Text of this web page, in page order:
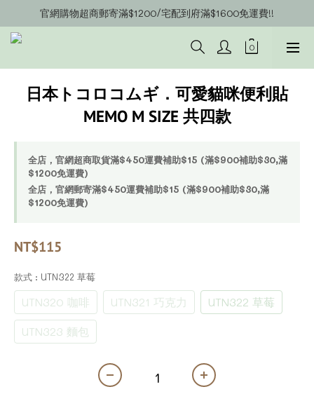
官網會員募集中~立即註冊即可獲得購物金$20!!!
官網購物超商郵寄滿$1200/宅配到府滿$1600免運費!!
官網會員募集中~立即註冊即可獲得購物金$20!!!
日本トコロコムギ．可愛貓咪便利貼
MEMO M SIZE 共四款
全店，官網超商取貨滿$450運費補助$15 (滿$900補助$30,滿
$1200免運費)
全店，官網郵寄滿$450運費補助$15 (滿$900補助$30,滿
$1200免運費)
NT$115
款式 : UTN322 草莓
UTN320 咖啡 UTN321 巧克力
UTN322 草莓
UTN323 麵包